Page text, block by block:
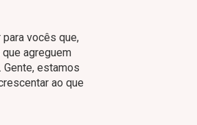
para vocês que,
agreguem
estamos
ao que